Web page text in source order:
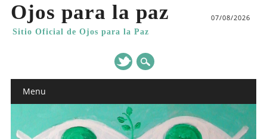
Ojos para la paz
Sitio Oficial de Ojos para la Paz
07/08/2026
Main menu
Menu